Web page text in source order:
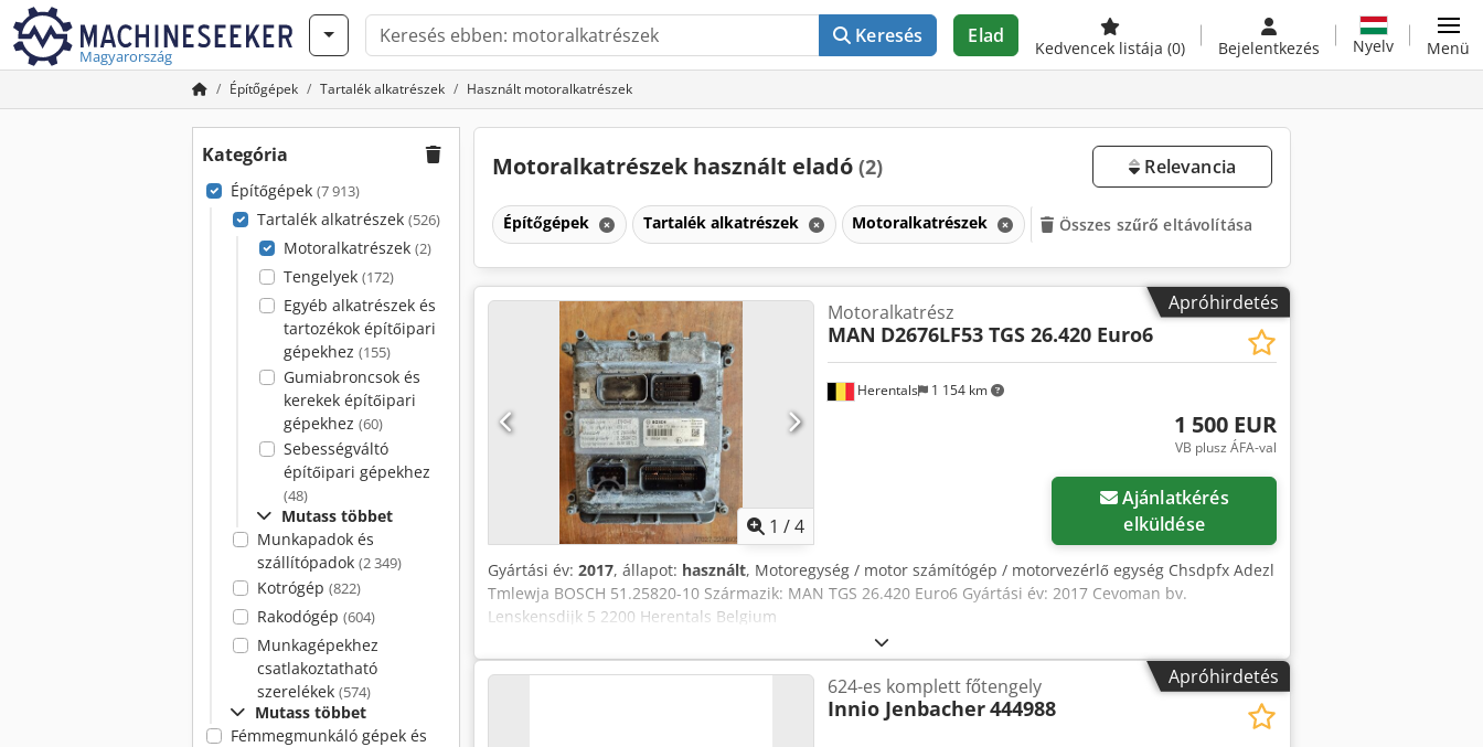
Magyarország
Keresés Elad
Kedvencek listája (0) Bejelentkezés Nyelv Menü
Építőgépek Tartalék alkatrészek Használt motoralkatrészek
Kategória
Építőgépek (7 913)
Tartalék alkatrészek (526)
Motoralkatrészek (2)
Tengelyek (172)
Egyéb alkatrészek és
tartozékok építőipari
gépekhez (155)
Gumiabroncsok és
kerekek építőipari
gépekhez (60)
Sebességváltó
építőipari gépekhez
(48)
Mutass többet
Munkapadok és
szállítópadok (2 349)
Kotrógép (822)
Rakodógép (604)
Munkagépekhez
csatlakoztatható
szerelékek (574)
Mutass többet
Fémmegmunkáló gépek és
Motoralkatrészek használt eladó (2) Relevancia
Építőgépek Tartalék alkatrészek Motoralkatrészek Összes szűrő eltávolítása
Apróhirdetés
1 /4
Herentals 1 154 km
Motoralkatrész
MAN D2676LF53 TGS 26.420 Euro6
1 500 EUR
VB plusz ÁFA-val
Ajánlatkérés
elküldése
Gyártási év: 2017, állapot: használt, Motoregység / motor számítógép / motorvezérlő egység Chsdpfx Adezl
Tmlewja BOSCH 51.25820-10 Származik: MAN TGS 26.420 Euro6 Gyártási év: 2017 Cevoman bv.
Lenskensdijk 5 2200 Herentals Belgium
Apróhirdetés
624-es komplett főtengely
Innio Jenbacher444988